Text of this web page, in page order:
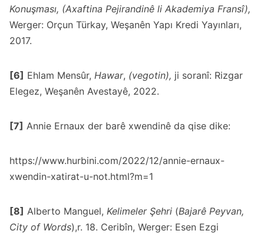
Konuşması, (Axaftina Pejirandinê li Akademiya Fransî),
Werger: Orçun Türkay, Weşanên Yapı Kredi Yayınları,
2017.
[6] Ehlam Mensûr, Hawar, (vegotin), ji soranî: Rizgar
Elegez, Weşanên Avestayê, 2022.
[7] Annie Ernaux der barê xwendinê da qise dike:
https://www.hurbini.com/2022/12/annie-ernaux-
xwendin-xatirat-u-not.html?m=1
[8] Alberto Manguel, Kelimeler Şehri (Bajarê Peyvan,
City of Words),r. 18. Ceribîn, Werger: Esen Ezgi